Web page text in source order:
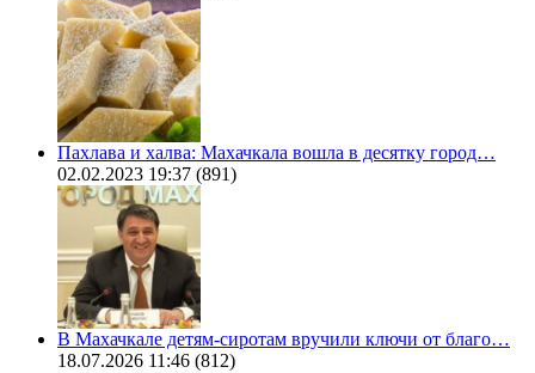
Пахлава и халва: Махачкала вошла в десятку город…
02.02.2023 19:37 (891)
В Махачкале детям-сиротам вручили ключи от благо…
18.07.2026 11:46 (812)